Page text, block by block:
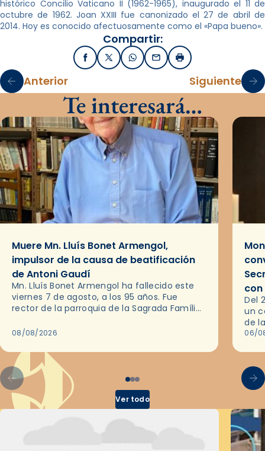
histórico Concilio Vaticano II (1962-1965), inaugurado el 11 de
octubre de 1962. Joan XXIII fue canonizado el 27 de abril de
2014. Hoy es conocido afectuosamente como el «Papa bueno».
Compartir:
FacebookX / TwitterWhatsApp
EmailImprimir
Anterior Siguiente
Te interesará…
Muere Mn. Lluís Bonet Armengol,
impulsor de la causa de beatificación
de Antoni Gaudí
Mn. Lluís Bonet Armengol ha fallecido este
viernes 7 de agosto, a los 95 años. Fue
rector de la parroquia de la Sagrada Família
08/08/2026
Del
un
de
en
06/
Ver todo